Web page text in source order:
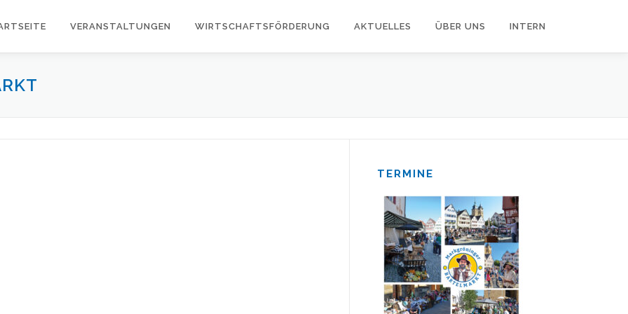
VERANSTALTUNGEN WIRTSCHAFTSFÖRDERUNG AKTUELLES ÜBER UNS INTERN
TERMINE